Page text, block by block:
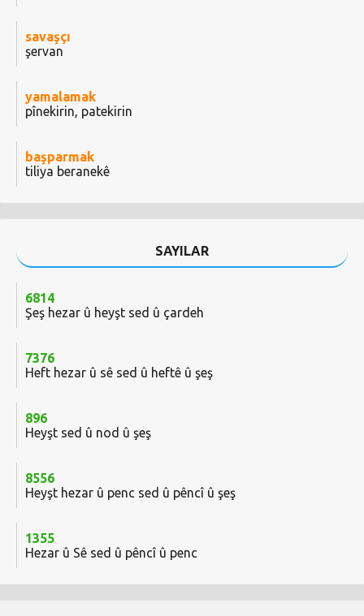
savaşçı
şervan
yamalamak
pînekirin, patekirin
başparmak
tiliya beranekê
SAYILAR
6814
Şeş hezar û heyşt sed û çardeh
7376
Heft hezar û sê sed û heftê û şeş
896
Heyşt sed û nod û şeş
8556
Heyşt hezar û penc sed û pêncî û şeş
1355
Hezar û Sê sed û pêncî û penc